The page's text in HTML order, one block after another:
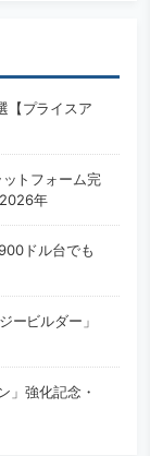
【プライスア
トフォーム完
年
ドル台でも
ービルダー」
」強化記念・